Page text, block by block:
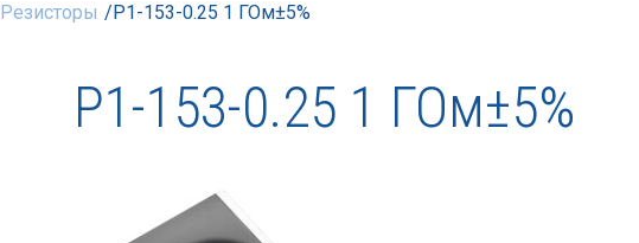
Резисторы /Р1-153-0.25 1 ГОм±5%
Р1-153-0.25 1 ГОм±5%